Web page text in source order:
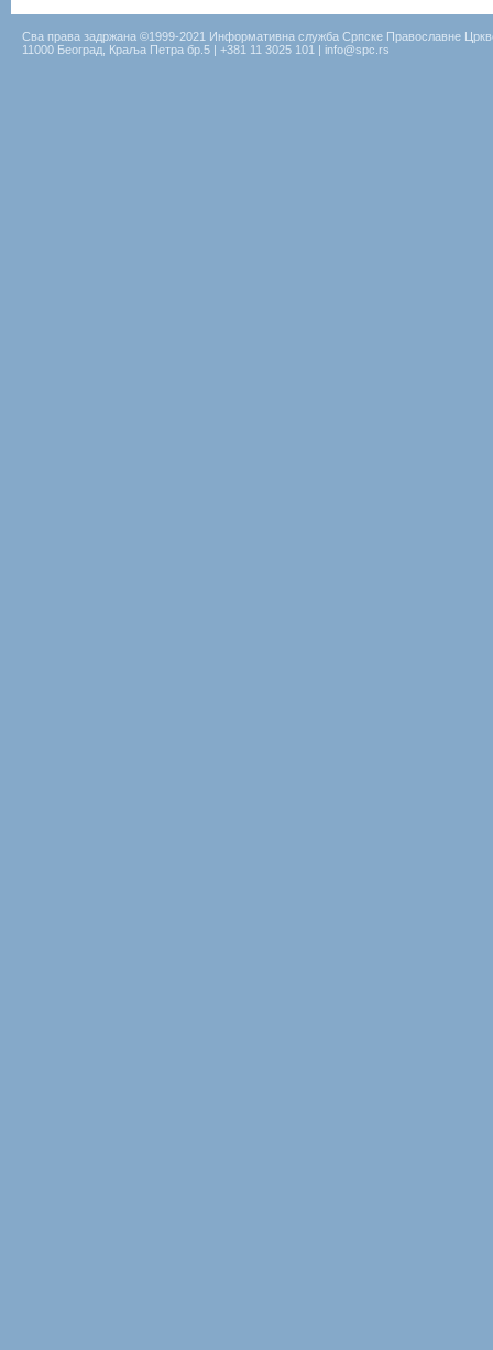
Сва права задржана ©1999-2021 Информативна служба Српске Православне
11000 Београд, Краља Петра бр.5 | +381 11 3025 101 | info@spc.rs